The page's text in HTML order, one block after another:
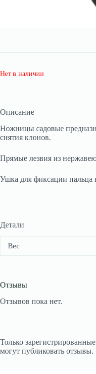
Нет в наличии
Описание
Ножницы садовые
снятия клонов.
Прямые лезвия из
Ушка для фиксации пальца
Детали
Вес
Отзывы
Отзывов пока нет.
Только
могут публиковать отзывы.